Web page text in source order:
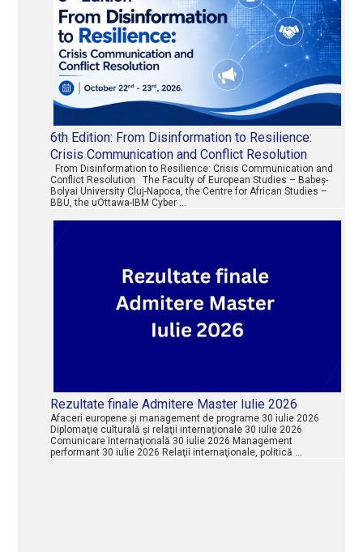
6th Edition: From Disinformation to Resilience:
Crisis Communication and Conflict Resolution
From Disinformation to Resilience: Crisis Communication and
Conflict Resolution The Faculty of European Studies – Babeș-
Bolyai University Cluj-Napoca, the Centre for African Studies –
BBU, the uOttawa-IBM Cyber …
Rezultate finale Admitere Master Iulie 2026
Afaceri europene şi management de programe 30 iulie 2026
Diplomaţie culturală şi relaţii internaţionale 30 iulie 2026
Comunicare internaţională 30 iulie 2026 Management
performant 30 iulie 2026 Relaţii internaţionale, politică …